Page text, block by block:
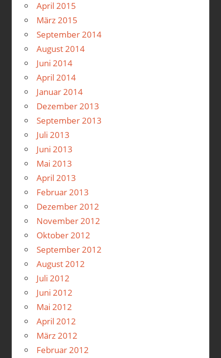
April 2015
März 2015
September 2014
August 2014
Juni 2014
April 2014
Januar 2014
Dezember 2013
September 2013
Juli 2013
Juni 2013
Mai 2013
April 2013
Februar 2013
Dezember 2012
November 2012
Oktober 2012
September 2012
August 2012
Juli 2012
Juni 2012
Mai 2012
April 2012
März 2012
Februar 2012